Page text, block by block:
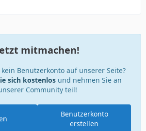
mitmachen!
Benutzerkonto auf unserer Seite?
sich kostenlosund nehmen Sie an
Community teil!
Benutzerkonto
erstellen